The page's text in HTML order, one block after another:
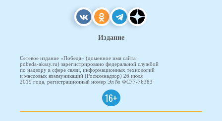
Издание
Сетевое издание «Победа» (доменное имя сайта
pobeda-aksay.ru) зарегистрировано федеральной службой
по надзору в сфере связи, информационных технологий
и массовых коммуникаций (Роскомнадзор) 26 июля
2019 года, регистрационный номер Эл № ФС77-76383
16+